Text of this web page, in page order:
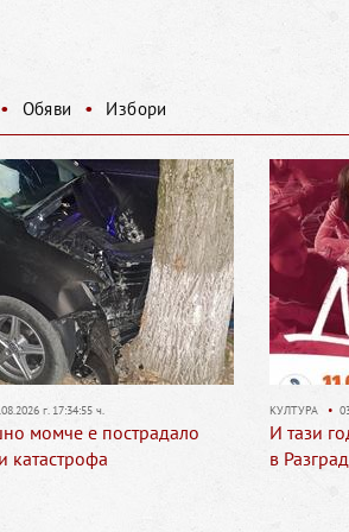
• Обяви • Избори
КУЛТУРА • 03.08.2026 г. 18:21:57 ч.
И тази година безплатно лятно кино
в Разград